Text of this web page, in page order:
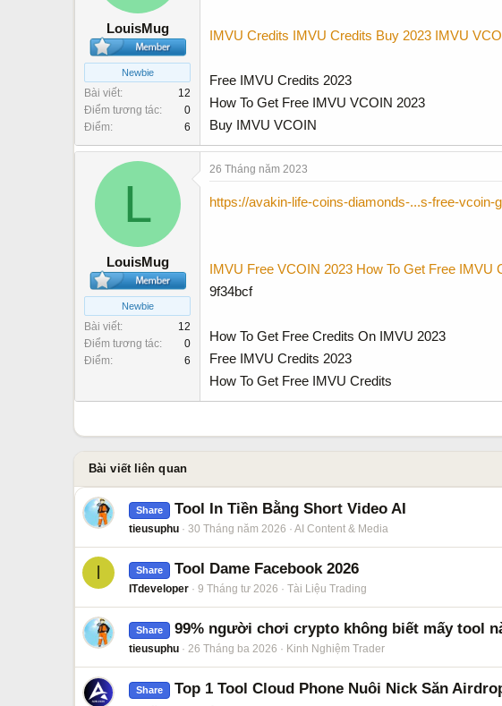
LouisMug
Newbie
Bài viết
12
Điểm tương tác
0
Điểm
6
IMVU Credits IMVU Credits Buy 2023 IMVU
Free IMVU Credits 2023
How To Get Free IMVU VCOIN 2023
Buy IMVU VCOIN
L
LouisMug
Newbie
Bài viết
12
Điểm tương tác
0
Điểm
6
26 Tháng năm 2023
https://avakin-life-coins-diamonds-...s-free-vcoin-
IMVU Free VCOIN 2023 How To Get Free IMVU
9f34bcf
How To Get Free Credits On IMVU 2023
Free IMVU Credits 2023
How To Get Free IMVU Credits
Bài viết liên quan
Share Tool In Tiền Bằng Short Video AI
tieusuphu 30 Tháng năm 2026 AI Content & Media
I Share Tool Dame Facebook 2026
ITdeveloper 9 Tháng tư 2026 Tài Liệu Trading
Share 99% người chơi crypto không biết mấy tool
tieusuphu 26 Tháng ba 2026 Kinh Nghiệm Trader
Share
Top 1 Tool Cloud Phone Nuôi Nick Săn